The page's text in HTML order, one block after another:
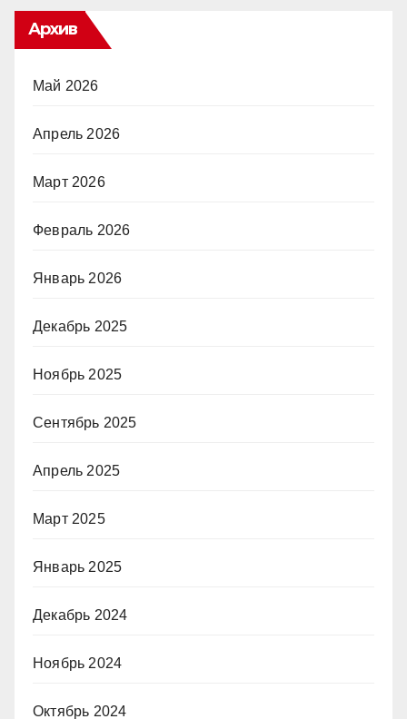
Архив
Май 2026
Апрель 2026
Март 2026
Февраль 2026
Январь 2026
Декабрь 2025
Ноябрь 2025
Сентябрь 2025
Апрель 2025
Март 2025
Январь 2025
Декабрь 2024
Ноябрь 2024
Октябрь 2024